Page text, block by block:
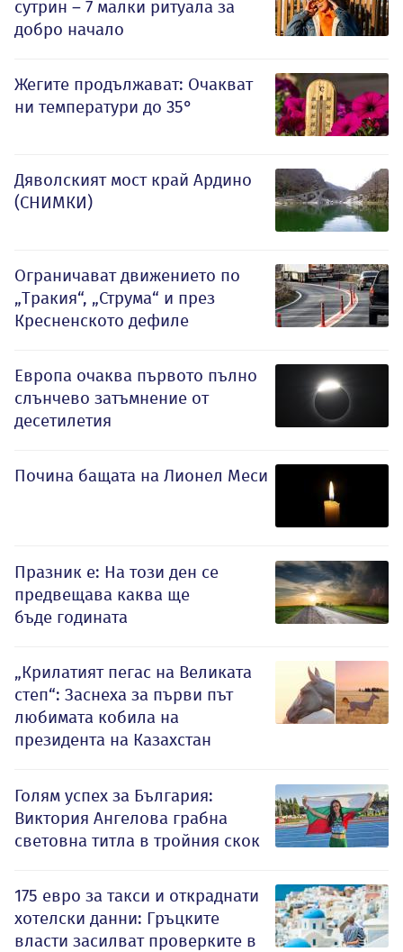
сутрин – 7 малки ритуала за
добро начало
Жегите продължават: Очакват
ни температури до 35°
Дяволският мост край Ардино
(СНИМКИ)
Ограничават движението по
„Тракия“, „Струма“ и през
Кресненското дефиле
Европа очаква първото пълно
слънчево затъмнение от
десетилетия
Почина бащата на Лионел Меси
Празник е: На този ден се
предвещава каква ще
бъде годината
„Крилатият пегас на Великата
степ“: Заснеха за първи път
любимата кобила на
президента на Казахстан
Голям успех за България:
Виктория Ангелова грабна
световна титла в тройния скок
175 евро за такси и откраднати
хотелски данни: Гръцките
власти засилват проверките в